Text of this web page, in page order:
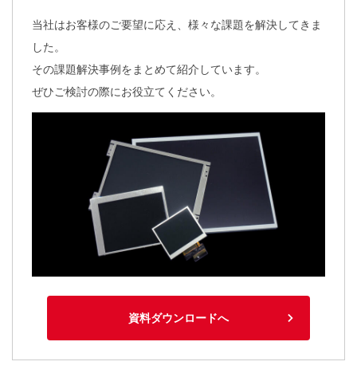
当社はお客様のご要望に応え、様々な課題を解決してきま
した。
その課題解決事例をまとめて紹介しています。
ぜひご検討の際にお役立てください。
資料ダウンロードへ